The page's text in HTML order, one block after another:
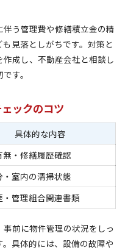
う管理費や修繕積立金の精
見落としがちです。対策と
成し、不動産会社と相談し
す。
ックのコツ
具体的な内容
無・修繕履歴確認
・室内の清掃状態
・管理組合関連書類
前に物件管理の状況をしっ
具体的には、設備の故障や